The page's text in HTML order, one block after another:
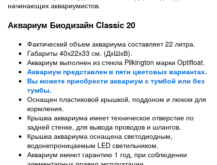
начинающих аквариумистов.
Аквариум Биодизайн Classic 20
Фактический объем аквариума составляет 22 литра.
Габариты 40х22х33 см. (ДхШхВ).
Аквариум выполнен из стекла Pilkington марки Optifloat.
Аквариум представлен в пяти цветовых вариантах.
Вы можете приобрести аквариум с тумбой или без
тумбы.
Оснащен пластиковой крышкой, поддоном и люком для
кормления.
Крышка аквариума имеет техническое отверстие по
задней стенке, для вывода проводов и шлангов.
Крышка аквариума оснащена светодиодным,
водонепроницаемым LED светильником.
Аквариум имеют гарантию 1 год, при соблюдении